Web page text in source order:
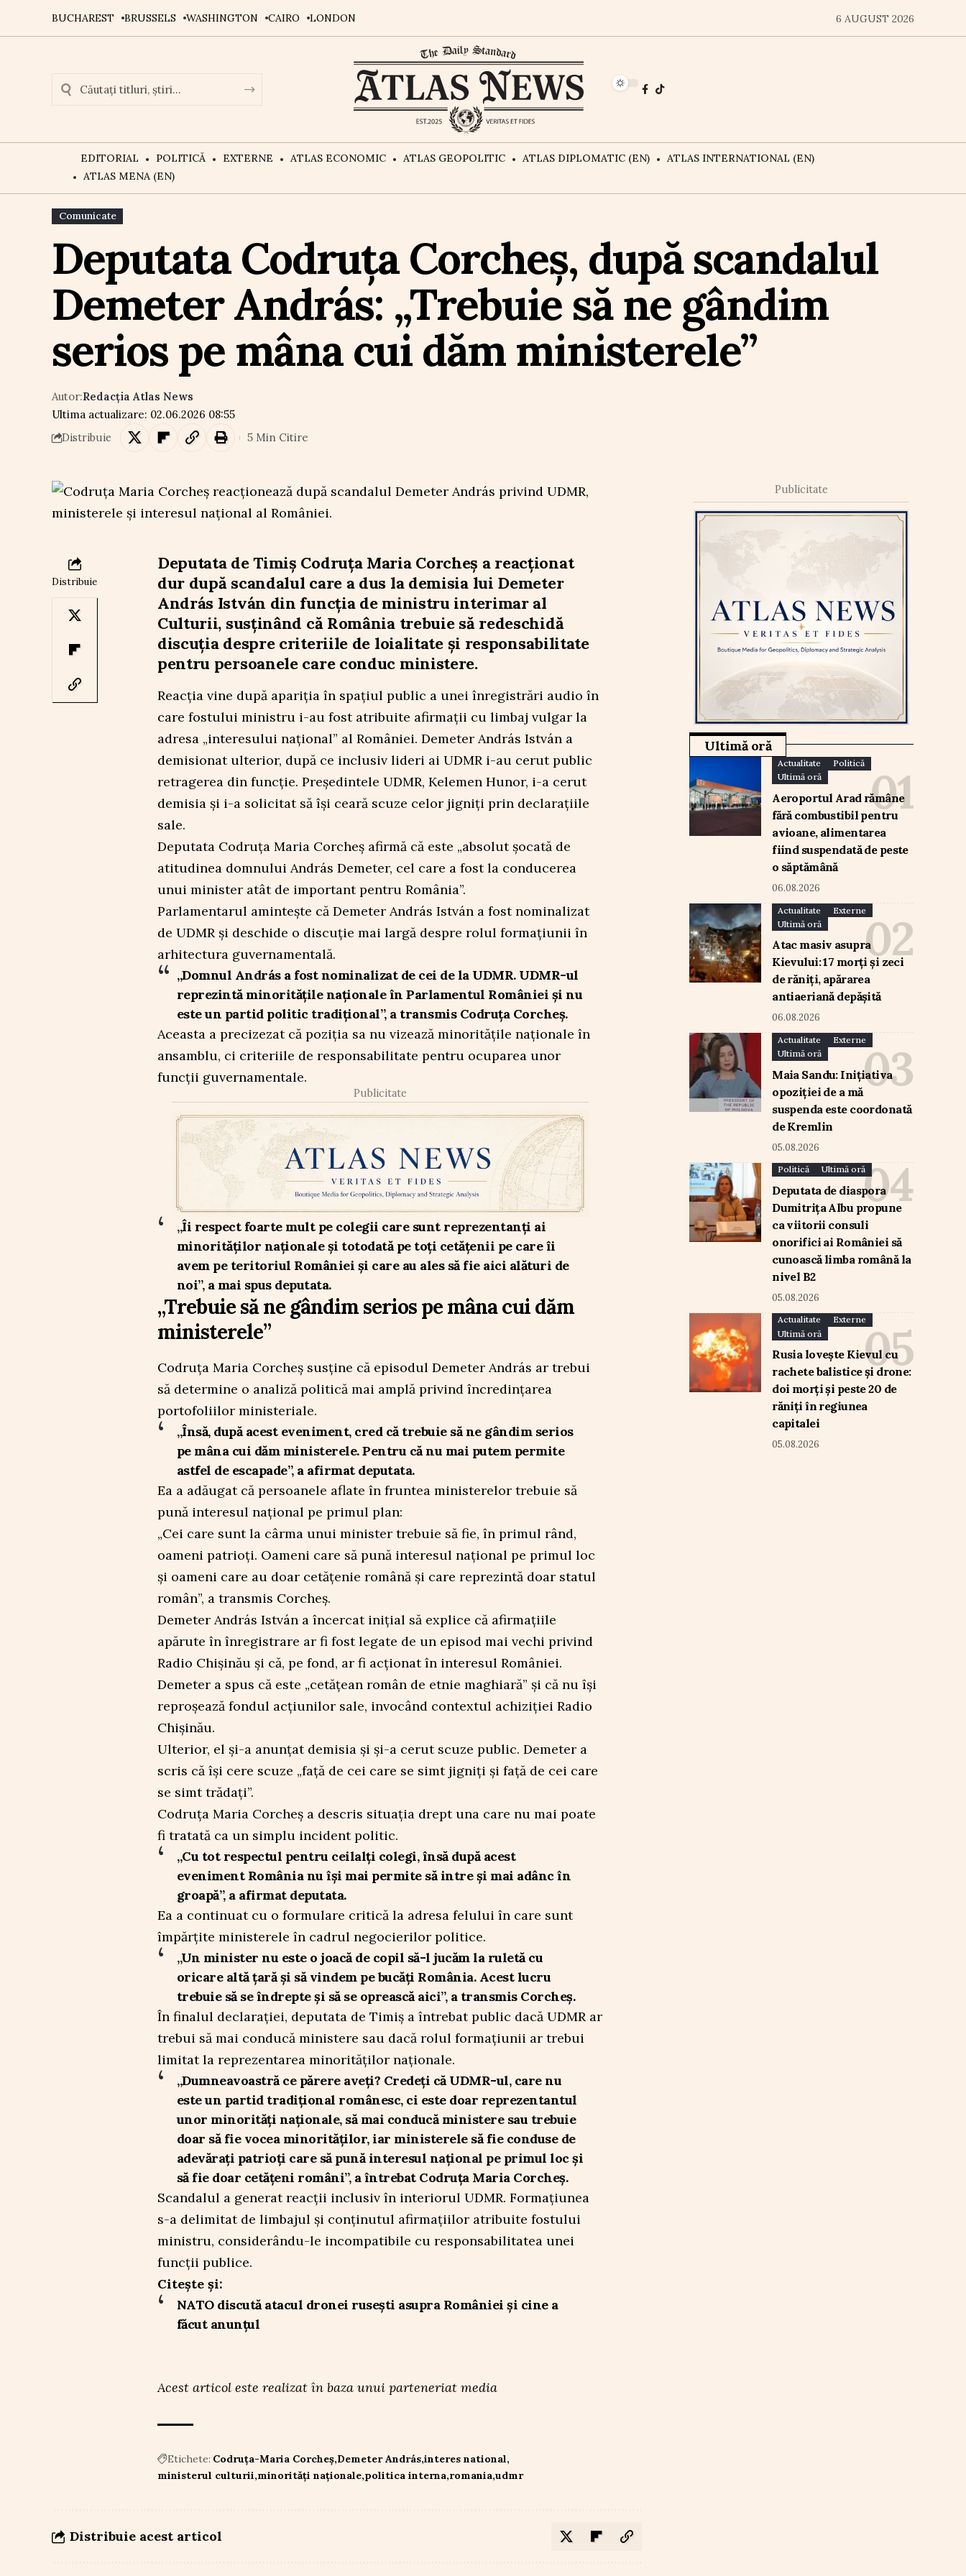
BUCHAREST BRUSSELS WASHINGTON CAIRO LONDON 6 AUGUST 2026
EDITORIAL POLITICĂ EXTERNE ATLAS ECONOMIC ATLAS GEOPOLITIC ATLAS DIPLOMATIC (EN)
ATLAS INTERNATIONAL (EN)
ATLAS MENA (EN)
Comunicate
Deputata Codruța Corcheș, după scandalul
Demeter András: „Trebuie să ne gândim
serios pe mâna cui dăm ministerele”
Ultima actualizare: 02.06.2026 08:55
Autor:Redacția Atlas News
Distribuie 5 Min Citire
Distribuie
Deputata de Timiș Codruța Maria Corcheș a reacționat
dur după scandalul care a dus la demisia lui Demeter
András István din funcția de ministru interimar al
Culturii, susținând că România trebuie să redeschidă
discuția despre criteriile de loialitate și responsabilitate
pentru persoanele care conduc ministere.
Reacția vine după apariția în spațiul public a unei înregistrări audio în
care fostului ministru i-au fost atribuite afirmații cu limbaj vulgar la
adresa „interesului național” al României. Demeter András István a
demisionat ulterior, după ce inclusiv lideri ai UDMR i-au cerut public
retragerea din funcție. Președintele UDMR, Kelemen Hunor, i-a cerut
demisia și i-a solicitat să își ceară scuze celor jigniți prin declarațiile
sale.
Deputata Codruța Maria Corcheșafirmă că este „absolut șocată de
atitudinea domnului András Demeter, cel care a fost la conducerea
unui minister atât de important pentru România”.
Parlamentarul amintește că Demeter András István a fost nominalizat
de UDMR și deschide o discuție mai largă despre rolul formațiunii în
arhitectura guvernamentală.
„Domnul András a fost nominalizat de cei de la UDMR. UDMR-ul
reprezintă minoritățile naționale în Parlamentul României și nu
este un partid politic tradițional”, a transmis Codruța Corcheș.
Aceasta a precizezat că poziția sa nu vizează minoritățile naționale în
ansamblu, ci criteriile de responsabilitate pentru ocuparea unor
funcții guvernamentale.
Publicitate
„Îi respect foarte mult pe colegii care sunt reprezentanți ai
minorităților naționale și totodată pe toți cetățenii pe care îi
avem pe teritoriul României și care au ales să fie aici alături de
noi”, a mai spus deputata.
„Trebuie să ne gândim serios pe mâna cui dăm
ministerele”
Codruța Maria Corcheș susține că episodul Demeter András ar trebui
să determine o analiză politică mai amplă privind încredințarea
portofoliilor ministeriale.
„Însă, după acest eveniment, cred că trebuie să ne gândim serios
pe mâna cui dăm ministerele. Pentru că nu mai putem permite
astfel de escapade”, a afirmat deputata.
Ea a adăugat că persoanele aflate în fruntea ministerelor trebuie să
pună interesul național pe primul plan:
„Cei care sunt la cârma unui minister trebuie să fie, în primul rând,
oameni patrioți. Oameni care să pună interesul național pe primul loc
și oameni care au doar cetățenie română și care reprezintă doar statul
român”, a transmis Corcheș.
Demeter András István a încercat inițial să explice că afirmațiile
apărute în înregistrare ar fi fost legate de un episod mai vechi privind
Radio Chișinău și că, pe fond, ar fi acționat în interesul României.
Demeter a spus că este „cetățean român de etnie maghiară” și că nu își
reproșează fondul acțiunilor sale, invocând contextul achiziției Radio
Chișinău.
Ulterior, el și-a anunțat demisia și și-a cerut scuze public. Demeter a
scris că își cere scuze „față de cei care se simt jigniți și față de cei care
se simt trădați”.
Codruța Maria Corcheș a descris situația drept una care nu mai poate
fi tratată ca un simplu incident politic.
„Cu tot respectul pentru ceilalți colegi, însă după acest
eveniment România nu își mai permite să intre și mai adânc în
groapă”, a afirmat deputata.
Ea a continuat cu o formulare critică la adresa felului în care sunt
împărțite ministerele în cadrul negocierilor politice.
„Un minister nu este o joacă de copil să-l jucăm la ruletă cu
oricare altă țară și să vindem pe bucăți România. Acest lucru
trebuie să se îndrepte și să se oprească aici”, a transmis Corcheș.
În finalul declarației, deputata de Timiș a întrebat public dacă UDMR ar
trebui să mai conducă ministere sau dacă rolul formațiunii ar trebui
limitat la reprezentarea minorităților naționale.
„Dumneavoastră ce părere aveți? Credeți că UDMR-ul, care nu
este un partid tradițional românesc, ci este doar reprezentantul
unor minorități naționale, să mai conducă ministere sau trebuie
doar să fie vocea minorităților, iar ministerele să fie conduse de
adevărați patrioți care să pună interesul național pe primul loc și
să fie doar cetățeni români”, a întrebat Codruța Maria Corcheș.
Scandalul a generat reacții inclusiv în interiorul UDMR. Formațiunea
s-a delimitat de limbajul și conținutul afirmațiilor atribuite fostului
ministru, considerându-le incompatibile cu responsabilitatea unei
funcții publice.
Citește și:
NATO discută atacul dronei rusești asupra României și cine a
făcut anunțul
Acest articol este realizat în baza unui parteneriat media
Etichete: Codruța-Maria Corcheș Demeter András interes national
ministerul culturii minorități naționale politica interna romania udmr
Distribuie acest articol
Publicitate
Ultimă oră
Actualitate
Politică
Ultimă oră
Aeroportul Arad rămâne
fără combustibil pentru
avioane, alimentarea
fiind suspendată de peste
o săptămână
06.08.2026
Actualitate
Externe
Ultimă oră
Atac masiv asupra
Kievului: 17 morți și zeci
de răniți, apărarea
antiaeriană depășită
06.08.2026
Actualitate
Externe
Ultimă oră
Maia Sandu: Inițiativa
opoziției de a mă
suspenda este coordonată
de Kremlin
05.08.2026
Politică Ultimă oră
Deputata de diaspora
Dumitrița Albu propune
ca viitorii consuli
onorifici ai României să
cunoască limba română la
nivel B2
05.08.2026
Actualitate
Externe
Ultimă oră
Rusia lovește Kievul cu
rachete balistice și drone:
doi morți și peste 20 de
răniți în regiunea
capitalei
05.08.2026